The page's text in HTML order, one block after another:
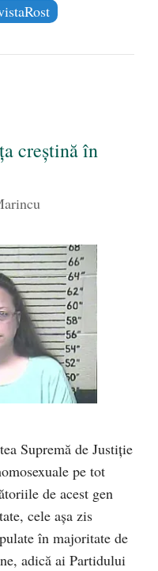
creștină în
Supremă de Justiție
pe tot
de acest gen
cele așa zis
în majoritate de
adică ai Partidului